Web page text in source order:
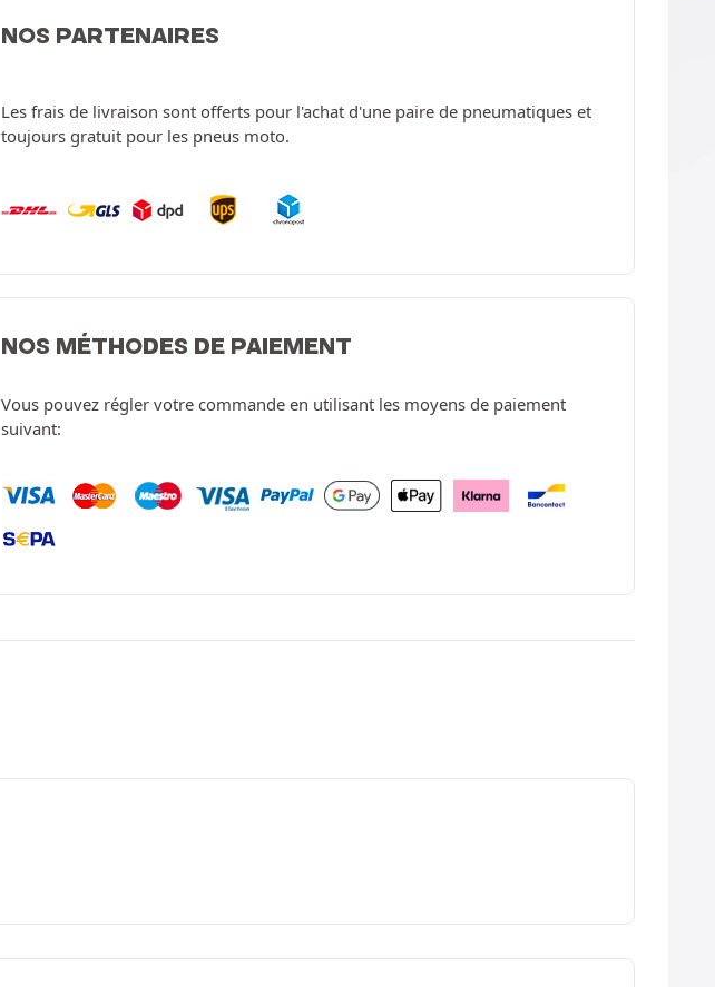
NOS PARTENAIRES
Les frais de livraison sont offerts pour l'achat d'une paire de pneumatiques et
toujours gratuit pour les pneus moto.
NOS MÉTHODES DE PAIEMENT
Vous pouvez régler votre commande en utilisant les moyens de paiement
suivant: